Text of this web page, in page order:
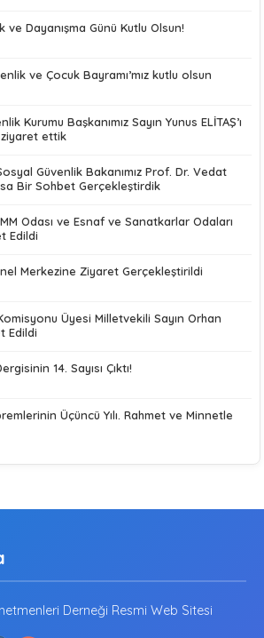
ve Dayanışma Günü Kutlu Olsun!
ve Çocuk Bayramı’mız kutlu olsun
Kurumu Başkanımız Sayın Yunus ELİTAŞ’ı
ziyaret ettik
Güvenlik Bakanımız Prof. Dr. Vedat
Bir Sohbet Gerçekleştirdik
Odası ve Esnaf ve Sanatkarlar Odaları
Edildi
Merkezine Ziyaret Gerçekleştirildi
Üyesi Milletvekili Sayın Orhan
Edildi
14. Sayısı Çıktı!
Üçüncü Yılı. Rahmet ve Minnetle
Derneği Resmi Web Sitesi